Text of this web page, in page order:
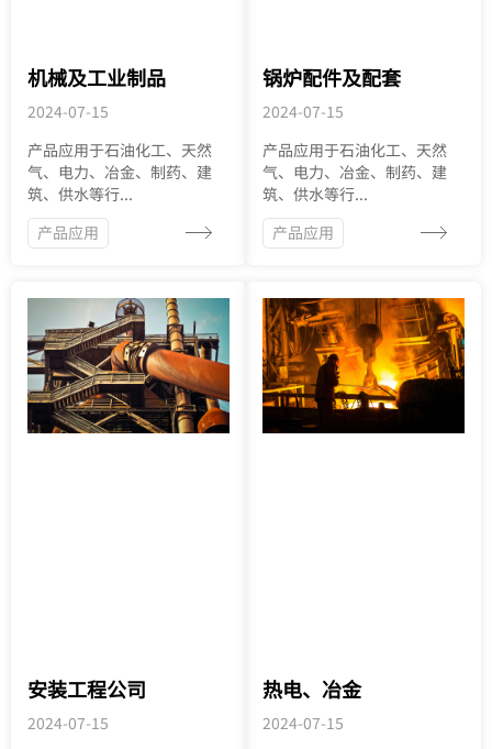
机械及工业制品
2024-07-15
产品应用于石油化工、天然
气、电力、冶金、制药、建
筑、供水等行...
产品应用
锅炉配件及配套
2024-07-15
产品应用于石油化工、天然
气、电力、冶金、制药、建
筑、供水等行...
产品应用
安装工程公司
2024-07-15
热电、冶金
2024-07-15